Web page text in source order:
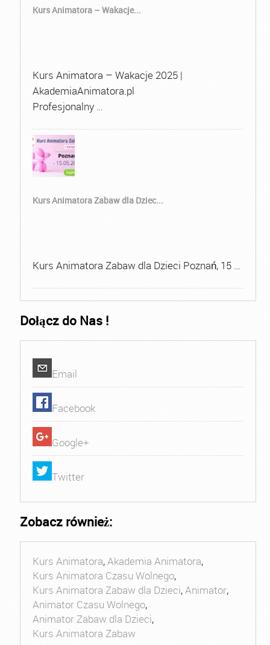
Kurs Animatora – Wakacje...
Kurs Animatora – Wakacje 2025 |
AkademiaAnimatora.pl
Profesjonalny …
Kurs Animatora Zabaw dla Dziec...
Kurs Animatora Zabaw dla Dzieci Poznań, 15 …
Dołącz do Nas !
Email
Facebook
Google+
Twitter
Zobacz również:
Kurs Animatora,Akademia Animatora,
Kurs Animatora Czasu Wolnego,
Kurs Animatora Zabaw dla Dzieci,Animator,
Animator Czasu Wolnego,
Animator Zabaw dla Dzieci,
Kurs Animatora Zabaw